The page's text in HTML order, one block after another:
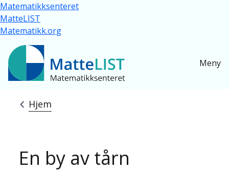
Hopp til hovedinnhold
Matematikksenteret
MatteLIST
Matematikk.org
Meny
Navigasjonssti
Hjem
En by av tårn